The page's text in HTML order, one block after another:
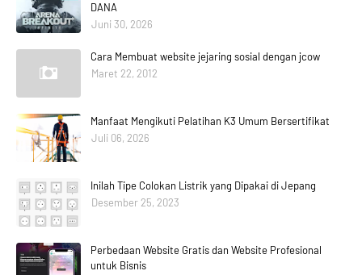
DANA
Juni 30, 2026
Cara Membuat website jejaring sosial dengan jcow
Maret 22, 2012
Manfaat Mengikuti Pelatihan K3 Umum Bersertifikat
Juli 06, 2026
Inilah Tipe Colokan Listrik yang Dipakai di Jepang
Desember 25, 2023
Perbedaan Website Gratis dan Website Profesional
untuk Bisnis